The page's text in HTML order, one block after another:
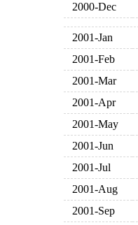
2000-Dec
2001-Jan
2001-Feb
2001-Mar
2001-Apr
2001-May
2001-Jun
2001-Jul
2001-Aug
2001-Sep